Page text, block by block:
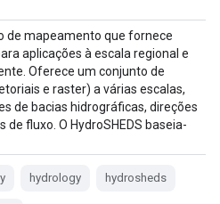
de mapeamento que fornece
aplicações à escala regional e
Oferece um conjunto de
e raster) a várias escalas,
de bacias hidrográficas, direções
fluxo. O HydroSHEDS baseia-
hydrology hydrosheds